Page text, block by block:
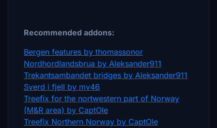
Recommended addons:
Bergen features by thomassonor
Nordhordlandsbrua by Aleksander911
Trekantsambandet bridges by Aleksander911
Sverd i fjell by mv46
Treefix for the nortwestern part of Norway
(M&R area) by CaptOle
Treefix Northern Norway by CaptOle